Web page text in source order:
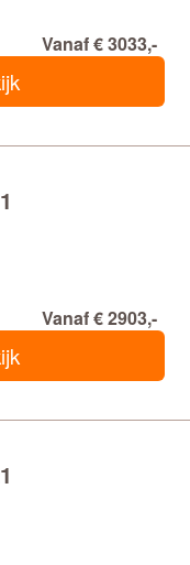
Vanaf € 3033,-
Vanaf € 2903,-